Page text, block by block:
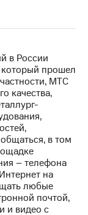
в России
который прошел
МТС
качества,
в том
– телефона
на
любые
почтой,
и видео с